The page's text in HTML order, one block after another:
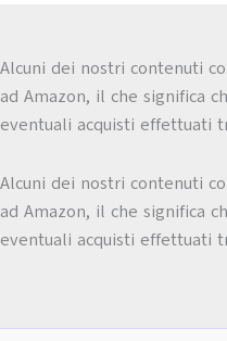
Alcuni dei nostri contenuti
ad Amazon, il che significa
eventuali acquisti effettuati
Alcuni dei nostri contenuti
ad Amazon, il che significa
eventuali acquisti effettuati